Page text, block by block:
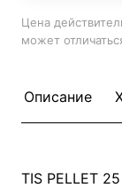
Цена
может
Описание
TIS PELLET